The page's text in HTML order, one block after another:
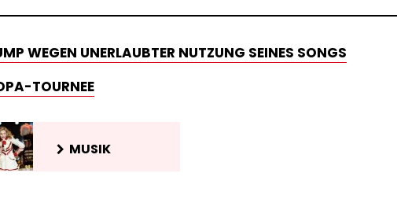
WEGEN UNERLAUBTER NUTZUNG SEINES SONGS
TOURNEE
MUSIK